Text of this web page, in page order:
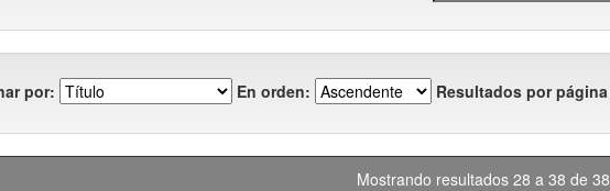
por: En orden: Resultados por página
Mostrando resultados 28 a 38 de 38